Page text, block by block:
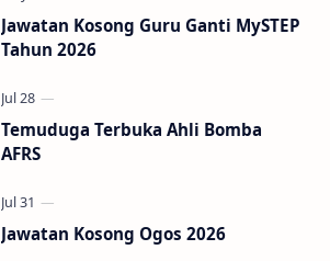
Jawatan Kosong Guru Ganti MySTEP
Tahun 2026
Temuduga Terbuka Ahli Bomba
AFRS
Jawatan Kosong Ogos 2026